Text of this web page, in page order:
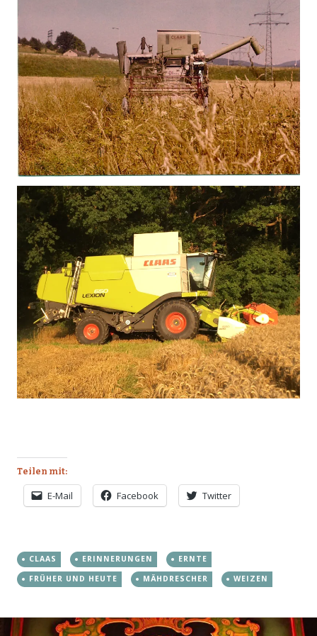
Teilen mit:
E-Mail Facebook Twitter
CLAAS ERINNERUNGEN
ERNTE
FRÜHER UND HEUTE
MÄHDRESCHER WEIZEN